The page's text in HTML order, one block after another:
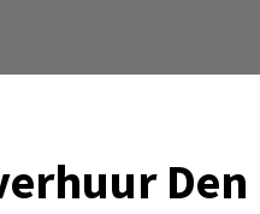
Den